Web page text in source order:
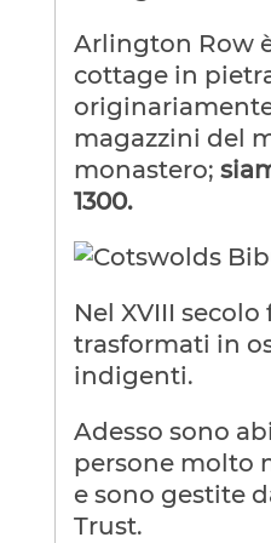
Arlington Row
cottage in
magazzini del
monastero;
1300.
Nel XVIII
trasformati in
indigenti.
Adesso sono
persone molto
e sono gestite
Trust.